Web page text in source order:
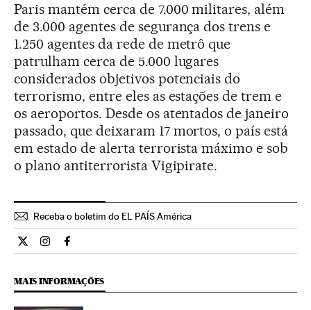
Paris mantém cerca de 7.000 militares, além
de 3.000 agentes de segurança dos trens e
1.250 agentes da rede de metrô que
patrulham cerca de 5.000 lugares
considerados objetivos potenciais do
terrorismo, entre eles as estações de trem e
os aeroportos. Desde os atentados de janeiro
passado, que deixaram 17 mortos, o país está
em estado de alerta terrorista máximo e sob
o plano antiterrorista Vigipirate.
Receba o boletim do EL PAÍS América
Internacional El País Brasil en Twitter
Internacional El País Brasil en Instagram
Internacional El País Brasil en Facebook
MAIS INFORMAÇÕES